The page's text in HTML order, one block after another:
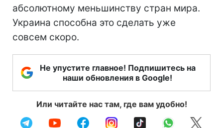
абсолютному меньшинству стран мира.
Украина способна это сделать уже
совсем скоро.
Не упустите главное! Подпишитесь на
наши обновления в Google!
Или читайте нас там, где вам удобно!